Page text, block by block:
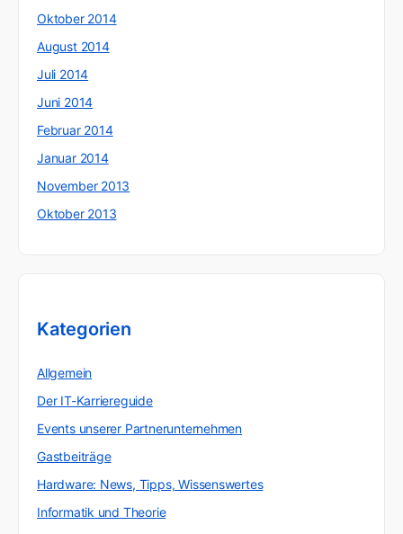
Oktober 2014
August 2014
Juli 2014
Juni 2014
Februar 2014
Januar 2014
November 2013
Oktober 2013
Kategorien
Allgemein
Der IT-Karriereguide
Events unserer Partnerunternehmen
Gastbeiträge
Hardware: News, Tipps, Wissenswertes
Informatik und Theorie